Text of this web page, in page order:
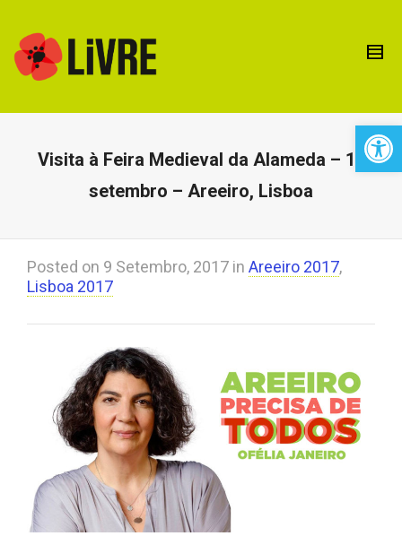
Visita à Feira Medieval da Alameda – 17
setembro – Areeiro, Lisboa
Posted on 9 Setembro, 2017 in Areeiro 2017,
Lisboa 2017